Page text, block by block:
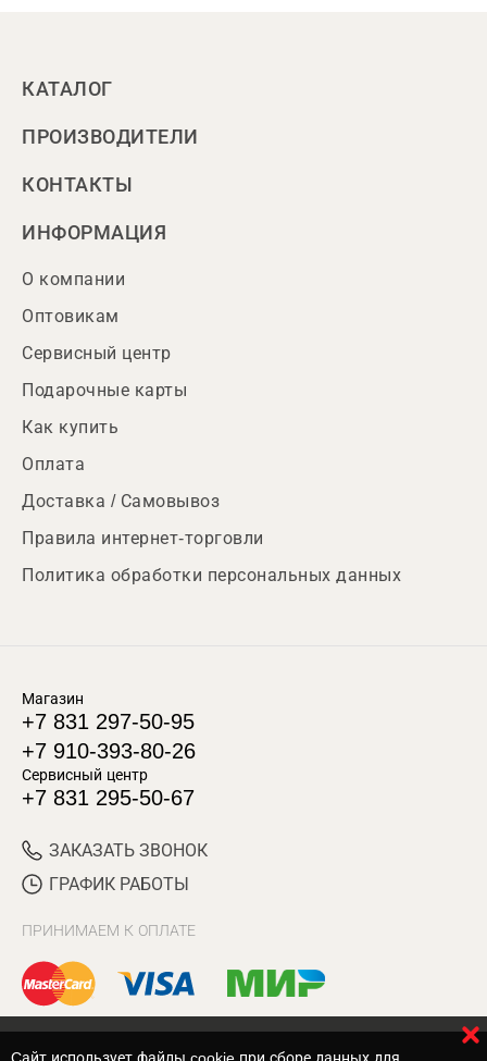
КАТАЛОГ
ПРОИЗВОДИТЕЛИ
КОНТАКТЫ
ИНФОРМАЦИЯ
О компании
Оптовикам
Сервисный центр
Подарочные карты
Как купить
Оплата
Доставка / Самовывоз
Правила интернет-торговли
Политика обработки персональных данных
Магазин
+7 831 297-50-95
+7 910-393-80-26
Сервисный центр
+7 831 295-50-67
ЗАКАЗАТЬ ЗВОНОК
ГРАФИК РАБОТЫ
ПРИНИМАЕМ К ОПЛАТЕ